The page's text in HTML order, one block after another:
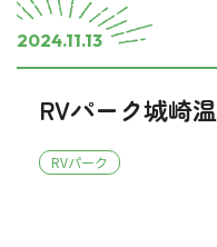
2024.11.13
RVパーク城崎
RVパーク